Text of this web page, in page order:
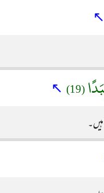
↖
(19)
↖